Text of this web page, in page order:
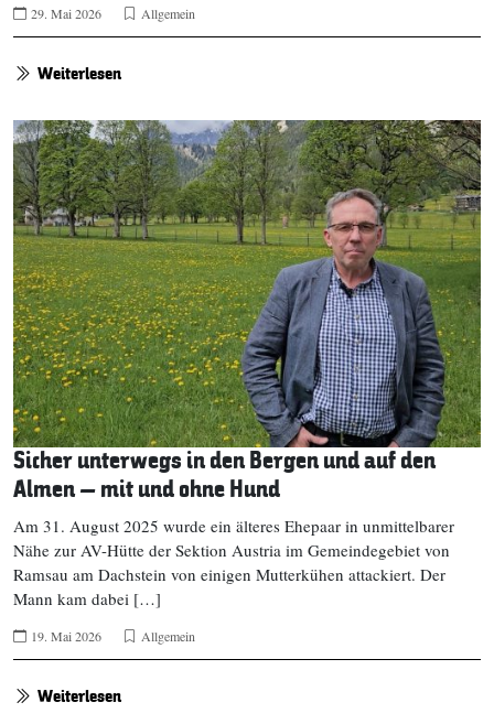
29. Mai 2026 Allgemein
Weiterlesen
Sicher unterwegs in den Bergen und auf den
Almen – mit und ohne Hund
Am 31. August 2025 wurde ein älteres Ehepaar in unmittelbarer
Nähe zur AV-Hütte der Sektion Austria im Gemeindegebiet von
Ramsau am Dachstein von einigen Mutterkühen attackiert. Der
Mann kam dabei […]
19. Mai 2026 Allgemein
Weiterlesen